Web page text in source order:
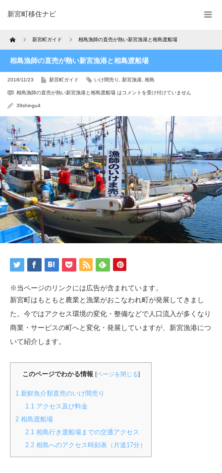
新宮町移住ナビ
Home 新宮町ガイド 相島漁師の直売が熱い新宮漁港と相島渡船場
相島漁師の直売が熱い新宮漁港と相島渡船場
2018/11/23 新宮町ガイド いけ間売り 新宮漁港 相島
相島漁師の直売が熱い新宮漁港と相島渡船場 はコメントを受け付けていません
39shingu4
※当ページのリンクには広告が含まれています。
新宮町はもともと農業と漁業がおこなわれ町が発展してきまし
た。今ではアクセス環境の変化・整備などで人口流入が多くなり
商業・サービスの町へと変化・発展していますが、新宮漁港につ
いて紹介します。
このページでわかる情報 [ページを閉じる]
1 新鮮魚介類直売のいけ間売り
1.1アクセス及び料金
2 相島渡船場
2.1相島行き渡船場までの交通アクセス
2.2相島へのアクセス時刻表（片道17分）